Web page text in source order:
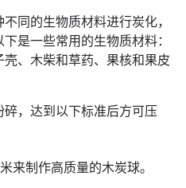
同的生物质材料进行炭化，
是一些常用的生物质材料：
、木柴和草药、果核和果皮
，达到以下标准后方可压
来制作高质量的木炭球。